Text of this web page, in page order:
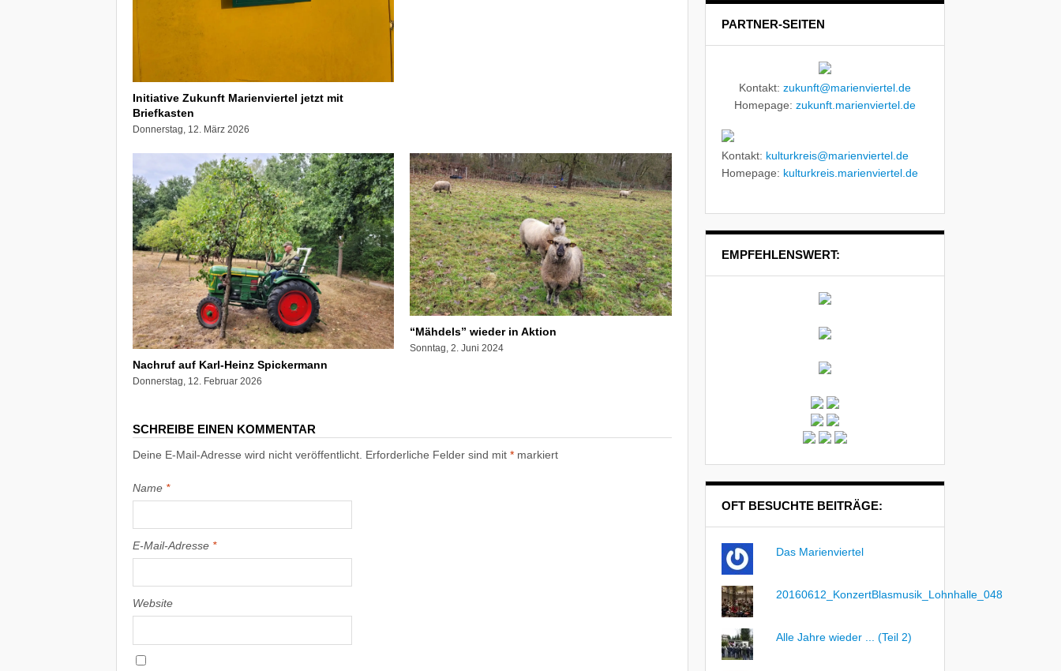
Initiative Zukunft Marienviertel jetzt mit
Briefkasten
Donnerstag, 12. März 2026
Nachruf auf Karl-Heinz Spickermann
Donnerstag, 12. Februar 2026
“Mähdels” wieder in Aktion
Sonntag, 2. Juni 2024
SCHREIBE EINEN KOMMENTAR
Deine E-Mail-Adresse wird nicht veröffentlicht. Erforderliche Felder sind mit * markiert
Name *
E-Mail-Adresse *
Website
PARTNER-SEITEN
Kontakt: zukunft@marienviertel.de
Homepage: zukunft.marienviertel.de
Kontakt: kulturkreis@marienviertel.de
Homepage: kulturkreis.marienviertel.de
EMPFEHLENSWERT:
OFT BESUCHTE BEITRÄGE:
Das Marienviertel
20160612_KonzertBlasmusik_Lohnhalle_048
Alle Jahre wieder ... (Teil 2)